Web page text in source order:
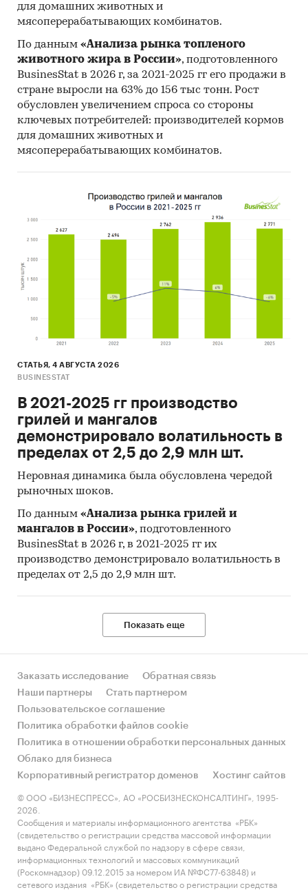
для домашних животных и
мясоперерабатывающих комбинатов.
По данным «Анализа рынка топленого
животного жира в России», подготовленного
BusinesStat в 2026 г, за 2021-2025 гг его продажи в
стране выросли на 63% до 156 тыс тонн. Рост
обусловлен увеличением спроса со стороны
ключевых потребителей: производителей кормов
для домашних животных и
мясоперерабатывающих комбинатов.
СТАТЬЯ, 4 АВГУСТА 2026
BUSINESSTAT
В 2021-2025 гг производство
грилей и мангалов
демонстрировало волатильность в
пределах от 2,5 до 2,9 млн шт.
Неровная динамика была обусловлена чередой
рыночных шоков.
По данным «Анализа рынка грилей и
мангалов в России», подготовленного
BusinesStat в 2026 г, в 2021-2025 гг их
производство демонстрировало волатильность в
пределах от 2,5 до 2,9 млн шт.
Показать еще
Заказать исследование
Обратная связь
Наши партнеры
Стать партнером
Пользовательское соглашение
Политика обработки файлов cookie
Политика в отношении обработки персональных данных
Облако для бизнеса
Корпоративный регистратор доменов
Хостинг сайтов
© ООО «БИЗНЕСПРЕСС», АО «РОСБИЗНЕСКОНСАЛТИНГ», 1995-
2026.
Сообщения и материалы информационного агентства «РБК»
(свидетельство о регистрации средства массовой информации
выдано Федеральной службой по надзору в сфере связи,
информационных технологий и массовых коммуникаций
(Роскомнадзор) 09.12.2015 за номером ИА №ФС77-63848) и
сетевого издания «РБК» (свидетельство о регистрации средства